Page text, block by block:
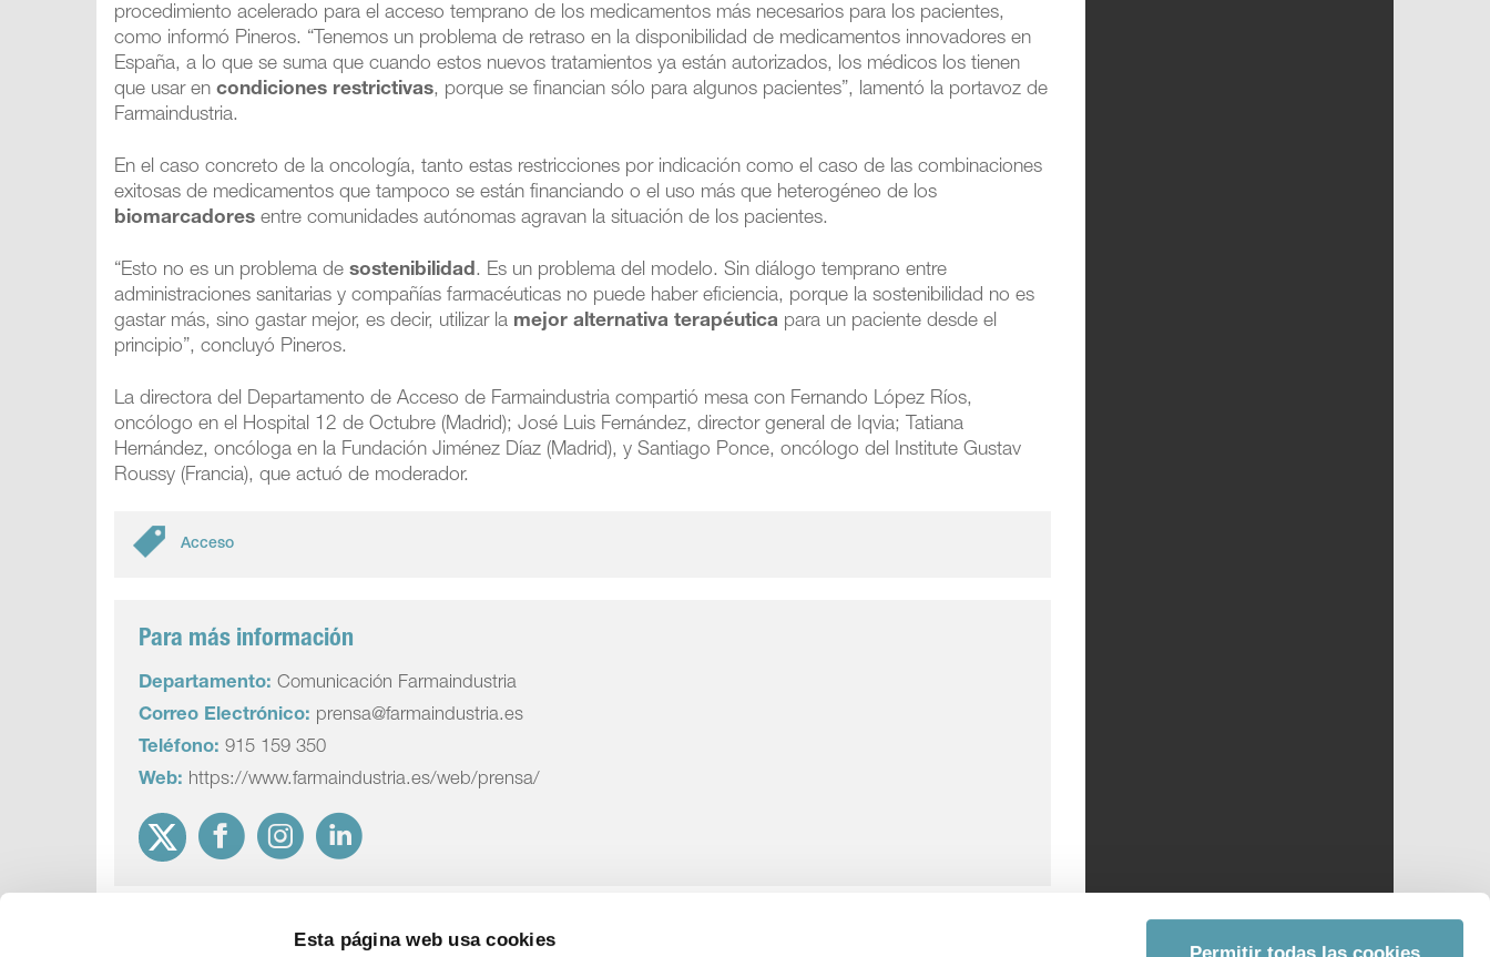
Esta página web usa cookies
procedimiento acelerado para el acceso temprano de los medicamentos más necesarios para los pacientes,
como informó Pineros. “Tenemos un problema de retraso en la disponibilidad de medicamentos innovadores en
España, a lo que se suma que cuando estos nuevos tratamientos ya están autorizados, los médicos los tienen
que usar encondiciones restrictivas, porque se financian sólo para algunos pacientes”, lamentó la portavoz de
Farmaindustria.
En el caso concreto de la oncología, tanto estas restricciones por indicación como el caso de las combinaciones
exitosas de medicamentos que tampoco se están financiando o el uso más que heterogéneo de los
biomarcadores entre comunidades autónomas agravan la situación de los pacientes.
“Esto no es un problema desostenibilidad. Es un problema del modelo. Sin diálogo temprano entre
administraciones sanitarias y compañías farmacéuticas no puede haber eficiencia, porque la sostenibilidad no es
gastar más, sino gastar mejor, es decir, utilizar la mejor alternativa terapéutica para un paciente desde el
principio”, concluyó Pineros.
La directora del Departamento de Acceso de Farmaindustria compartió mesa con Fernando López Ríos,
oncólogo en el Hospital 12 de Octubre (Madrid); José Luis Fernández, director general de Iqvia; Tatiana
Hernández, oncóloga en la Fundación Jiménez Díaz (Madrid), y Santiago Ponce, oncólogo del Institute Gustav
Roussy (Francia), que actuó de moderador.
Acceso
Para más información
Departamento: Comunicación Farmaindustria
Correo Electrónico: prensa@farmaindustria.es
Teléfono: 915 159 350
Web: https://www.farmaindustria.es/web/prensa/